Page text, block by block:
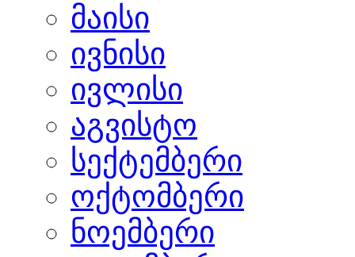
მაისი
ივნისი
ივლისი
აგვისტო
სექტემბერი
ოქტომბერი
ნოემბერი